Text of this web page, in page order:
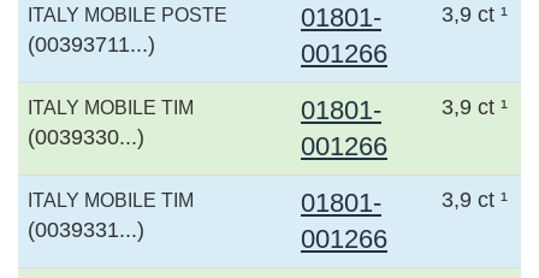
ITALY MOBILE POSTE
(00393711...)
01801-
001266
3,9 ct ¹
ITALY MOBILE TIM
(0039330...)
01801-
001266
3,9 ct ¹
ITALY MOBILE TIM
(0039331...)
01801-
001266
3,9 ct ¹